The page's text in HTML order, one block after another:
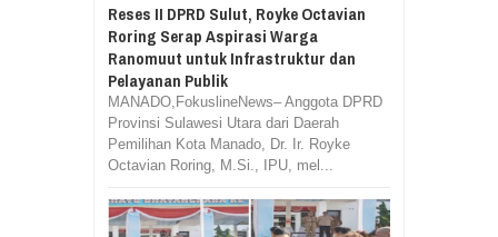
Reses II DPRD Sulut, Royke Octavian
Roring Serap Aspirasi Warga
Ranomuut untuk Infrastruktur dan
Pelayanan Publik
MANADO,FokuslineNews– Anggota DPRD
Provinsi Sulawesi Utara dari Daerah
Pemilihan Kota Manado, Dr. Ir. Royke
Octavian Roring, M.Si., IPU, mel...